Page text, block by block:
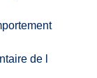
de l